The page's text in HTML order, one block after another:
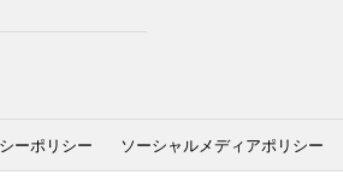
ーポリシー ソーシャルメディアポリシー